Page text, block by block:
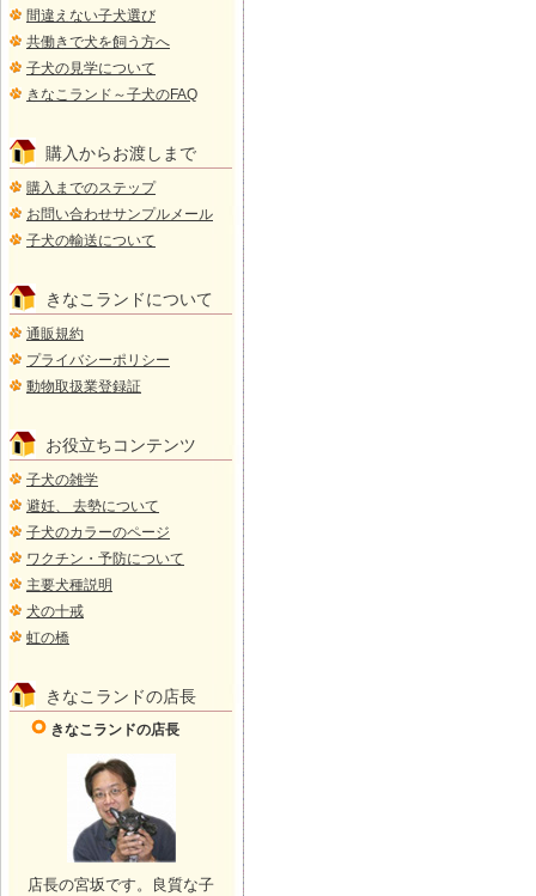
間違えない子犬選び
共働きで犬を飼う方へ
子犬の見学について
きなこランド～子犬のFAQ
購入からお渡しまで
購入までのステップ
お問い合わせサンプルメール
子犬の輸送について
きなこランドについて
通販規約
プライバシーポリシー
動物取扱業登録証
お役立ちコンテンツ
子犬の雑学
避妊、 去勢について
子犬のカラーのページ
ワクチン・予防について
主要犬種説明
犬の十戒
虹の橋
きなこランドの店長
きなこランドの店長
店長の宮坂です。良質な子